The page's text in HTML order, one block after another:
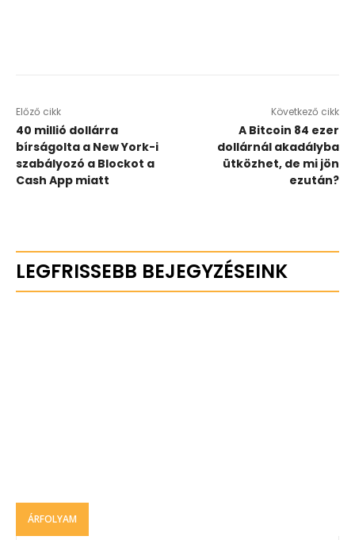
Előző cikk
40 millió dollárra
bírságolta a New York-i
szabályozó a Blockot a
Cash App miatt
Következő cikk
A Bitcoin 84 ezer
dollárnál akadályba
ütközhet, de mi jön
ezután?
LEGFRISSEBB BEJEGYZÉSEINK
ÁRFOLYAM